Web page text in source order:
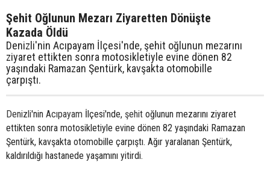
Şehit Oğlunun Mezarı Ziyaretten Dönüşte
Kazada Öldü
Denizli'nin Acıpayam İlçesi'nde, şehit oğlunun mezarını
ziyaret ettikten sonra motosikletiyle evine dönen 82
yaşındaki Ramazan Şentürk, kavşakta otomobille
çarpıştı.
Denizli'nin Acıpayam İlçesi'nde, şehit oğlunun mezarını ziyaret
ettikten sonra motosikletiyle evine dönen 82 yaşındaki Ramazan
Şentürk, kavşakta otomobille çarpıştı. Ağır yaralanan Şentürk,
kaldırıldığı hastanede yaşamını yitirdi.